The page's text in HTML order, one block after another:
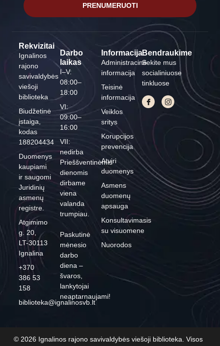
PRENUMERUOTI
Rekvizitai
Ignalinos
rajono
savivaldybės
viešoji
biblioteka
Biudžetinė
įstaiga,
kodas
188204434
Duomenys
kaupiami
ir saugomi
Juridinių
asmenų
registre.
Atgimimo
g. 20,
LT-30113
Ignalina
+370
386 53
158
biblioteka@ignalinosvb.lt
Darbo
laikas
I–V:
08:00–
18:00
VI:
09:00–
16:00
VII:
nedirba
Prieššventinėmis
dienomis
dirbame
viena
valanda
trumpiau.
Paskutinė
mėnesio
darbo
diena –
švaros,
lankytojai
neaptarnaujami!
Informacija
Administracinė
informacija
Teisinė
informacija
Veiklos
sritys
Korupcijos
prevencija
Atviri
duomenys
Asmens
duomenų
apsauga
Konsultavimasis
su visuomene
Nuorodos
Bendraukime
Sekite mus
socialiniuose
tinkluose
© 2026 Ignalinos rajono savivaldybės viešoji biblioteka. Visos